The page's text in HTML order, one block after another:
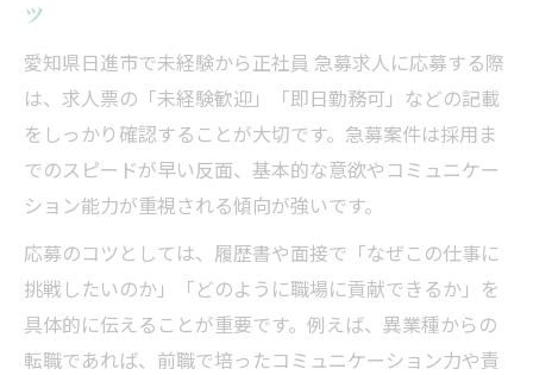
ツ
愛知県日進市で未経験から正社員 急募求人に応募する際
は、求人票の「未経験歓迎」「即日勤務可」などの記載
をしっかり確認することが大切です。急募案件は採用ま
でのスピードが早い反面、基本的な意欲やコミュニケー
ション能力が重視される傾向が強いです。
応募のコツとしては、履歴書や面接で「なぜこの仕事に
挑戦したいのか」「どのように職場に貢献できるか」を
具体的に伝えることが重要です。例えば、異業種からの
転職であれば、前職で培ったコミュニケーション力や責